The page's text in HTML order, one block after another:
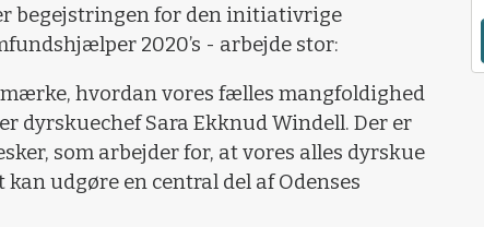
begejstringen for den initiativrige
2020’s - arbejde stor:
hvordan vores fælles mangfoldighed
dyrskuechef Sara Ekknud Windell. Der er
som arbejder for, at vores alles dyrskue
udgøre en central del af Odenses